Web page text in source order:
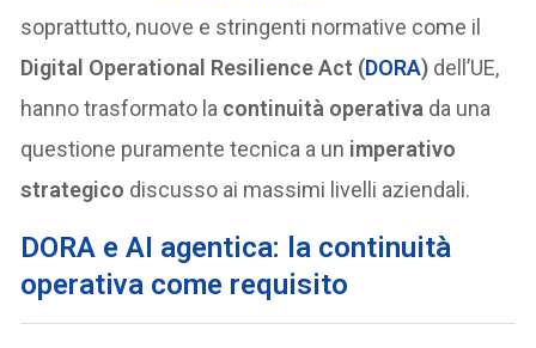
soprattutto, nuove e stringenti normative come il
Digital Operational Resilience Act (DORA) dell’UE,
hanno trasformato la continuità operativa da una
questione puramente tecnica a un imperativo
strategico discusso ai massimi livelli aziendali.
DORA e AI agentica: la continuità
operativa come requisito